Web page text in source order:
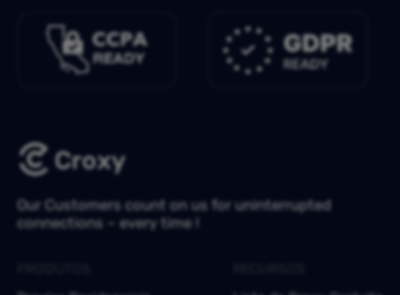
Our Customers count on us for uninterrupted
connections – every time !